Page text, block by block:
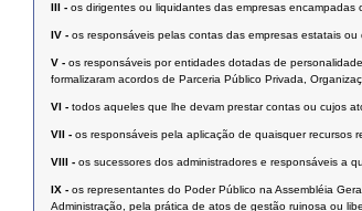
III - os dirigentes ou liquidantes das empresas
IV - os responsáveis pelas contas das empresas estatais
V - os responsáveis por entidades dotadas de
formalizaram acordos de Parceria Público Privada,
VI - todos aqueles que lhe devam prestar contas ou cujos
VII - os responsáveis pela aplicação de quaisquer recursos
VIII - os sucessores dos administradores e responsáveis a
IX - os representantes do Poder Público na Assembléia
Administração, pela prática de atos de gestão ruinosa ou